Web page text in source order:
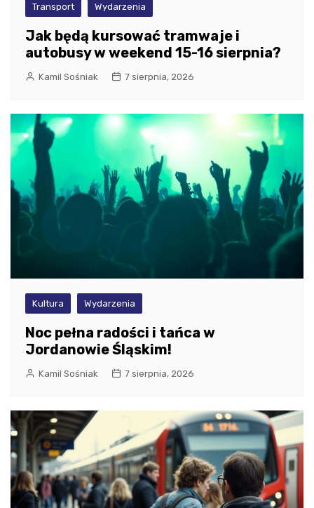
Transport Wydarzenia
Jak będą kursować tramwaje i
autobusy w weekend 15-16 sierpnia?
Kamil Sośniak 7 sierpnia, 2026
Kultura Wydarzenia
Noc pełna radości i tańca w
Jordanowie Śląskim!
Kamil Sośniak 7 sierpnia, 2026